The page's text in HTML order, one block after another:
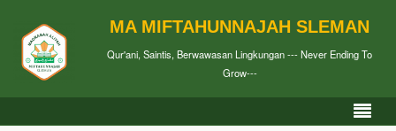
MA MIFTAHUNNAJAH SLEMAN
Qur'ani, Saintis, Berwawasan Lingkungan --- Never Ending To
Grow---